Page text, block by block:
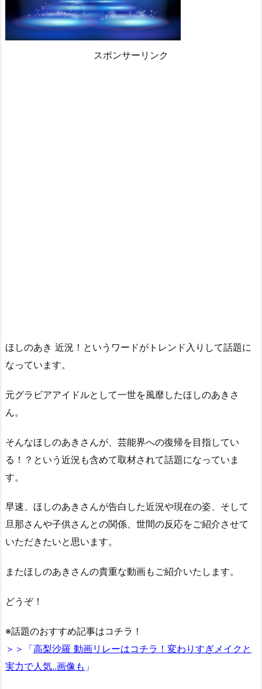
スポンサーリンク
ほしのあき 近況！というワードがトレンド入りして話題に
なっています。
元グラビアアイドルとして一世を風靡したほしのあきさ
ん。
そんなほしのあきさんが、芸能界への復帰を目指してい
る！？という近況も含めて取材されて話題になっていま
す。
早速、ほしのあきさんが告白した近況や現在の姿、そして
旦那さんや子供さんとの関係、世間の反応をご紹介させて
いただきたいと思います。
またほしのあきさんの貴重な動画もご紹介いたします。
どうぞ！
※話題のおすすめ記事はコチラ！
＞＞「高梨沙羅 動画リレーはコチラ！変わりすぎメイクと
実力で人気..画像も 」